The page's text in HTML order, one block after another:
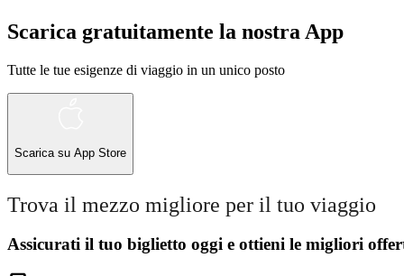
Scarica gratuitamente la nostra App
Tutte le tue esigenze di viaggio in un unico posto
Scarica su App Store
Trova il mezzo migliore per il tuo viaggio
Assicurati il ​​tuo biglietto oggi e ottieni le migliori